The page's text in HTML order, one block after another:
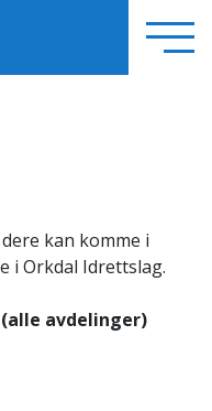
kan komme i
i Orkdal Idrettslag.
avdelinger)